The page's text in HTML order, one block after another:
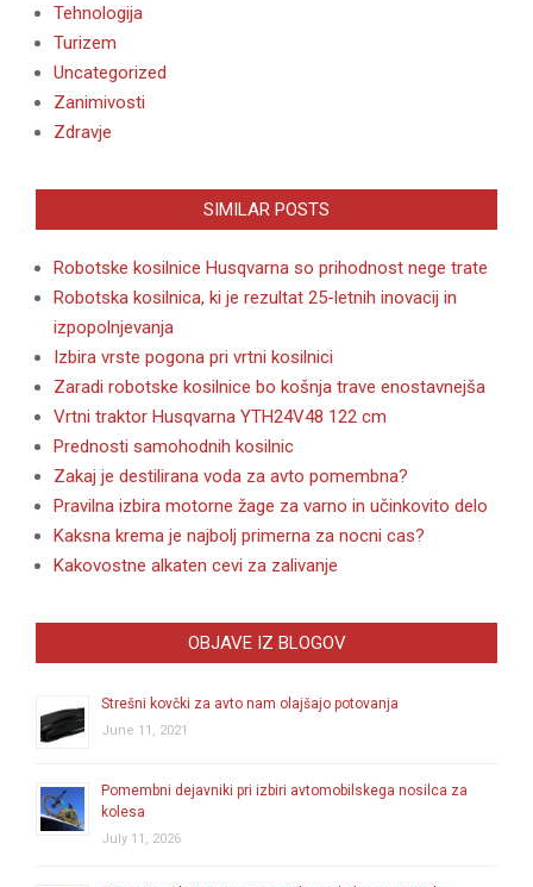
Tehnologija
Turizem
Uncategorized
Zanimivosti
Zdravje
SIMILAR POSTS
Robotske kosilnice Husqvarna so prihodnost nege trate
Robotska kosilnica, ki je rezultat 25-letnih inovacij in
izpopolnjevanja
Izbira vrste pogona pri vrtni kosilnici
Zaradi robotske kosilnice bo košnja trave enostavnejša
Vrtni traktor Husqvarna YTH24V48 122 cm
Prednosti samohodnih kosilnic
Zakaj je destilirana voda za avto pomembna?
Pravilna izbira motorne žage za varno in učinkovito delo
Kaksna krema je najbolj primerna za nocni cas?
Kakovostne alkaten cevi za zalivanje
OBJAVE IZ BLOGOV
Strešni kovčki za avto nam olajšajo potovanja
June 11, 2021
Pomembni dejavniki pri izbiri avtomobilskega nosilca za
kolesa
July 11, 2026